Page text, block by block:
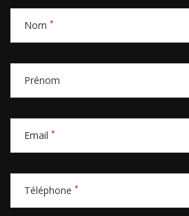
Nom *
Prénom
Email *
Téléphone *